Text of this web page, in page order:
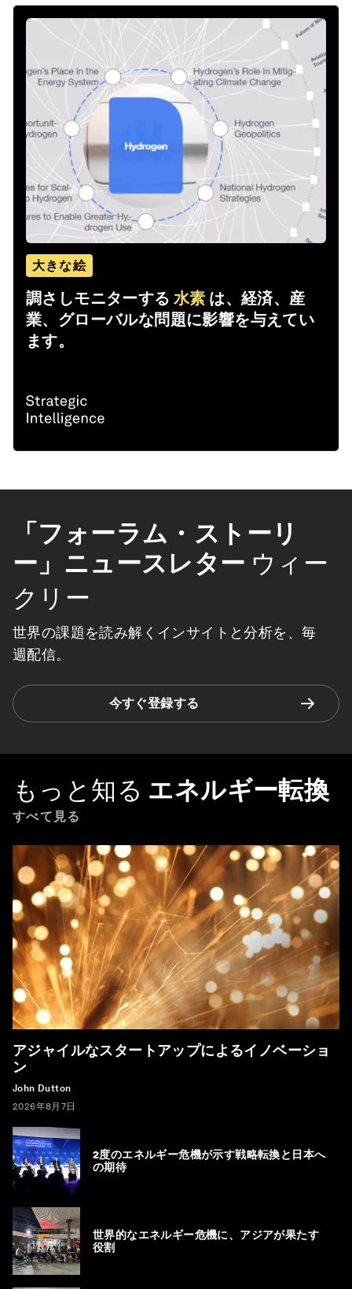
大きな絵
調さしモニターする 水素 は、経済、産
業、グローバルな問題に影響を与えてい
ます。
「フォーラム・ストーリ
ー」ニュースレター ウィー
クリー
世界の課題を読み解くインサイトと分析を、毎
週配信。
今すぐ登録する
もっと知る エネルギー転換
すべて見る
アジャイルなスタートアップによるイノベーショ
ン
John Dutton
2026年8月7日
2度のエネルギー危機が示す戦略転換と日本へ
の期待
世界的なエネルギー危機に、アジアが果たす
役割